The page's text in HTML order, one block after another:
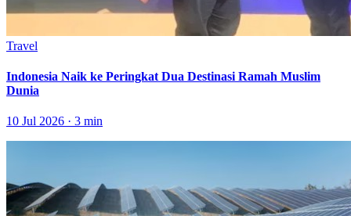
Travel
Indonesia Naik ke Peringkat Dua Destinasi Ramah Muslim
Dunia
10 Jul 2026 · 3 min